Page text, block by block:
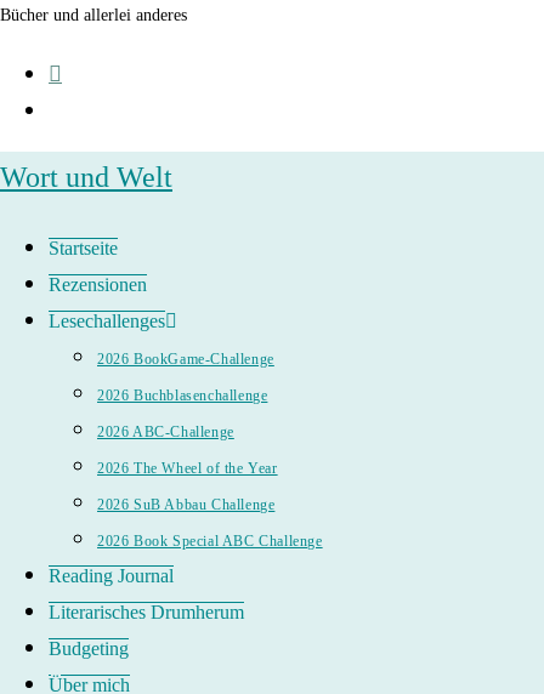
Zum
springen
Bücher und allerlei anderes
Wort und Welt
Startseite
Rezensionen
Lesechallenges
2026 BookGame-Challenge
2026 Buchblasenchallenge
2026 ABC-Challenge
2026 The Wheel of the Year
2026 SuB Abbau Challenge
2026 Book Special ABC Challenge
Reading Journal
Literarisches Drumherum
Budgeting
Über mich